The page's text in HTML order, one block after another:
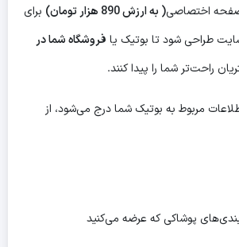
صفحه اختصاصی( به ارزش 890 هزار تومان)
برای
طراحی شود تا بوتیک یا فروشگاه شما در
راحت‌تر شما را پیدا کنند.
مربوط به بوتیک شما درج می‌شود، از
پوشاکی که عرضه می‌کنید